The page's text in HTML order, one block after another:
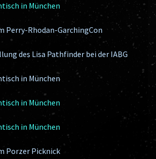
in München
Perry-Rhodan-GarchingCon
des Lisa Pathfinder bei der IABG
in München
in München
in München
Porzer Picknick